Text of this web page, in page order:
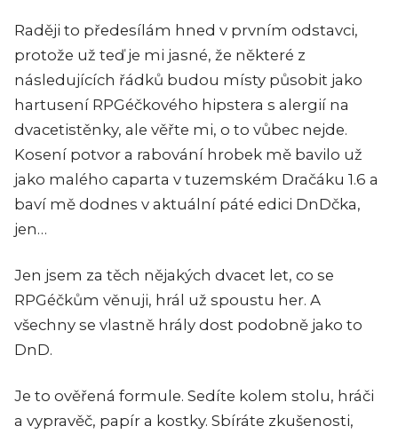
Raději to předesílám hned v prvním odstavci,
protože už teď je mi jasné, že některé z
následujících řádků budou místy působit jako
hartusení RPGéčkového hipstera s alergií na
dvacetistěnky, ale věřte mi, o to vůbec nejde.
Kosení potvor a rabování hrobek mě bavilo už
jako malého caparta v tuzemském Dračáku 1.6 a
baví mě dodnes v aktuální páté edici DnDčka,
jen…
Jen jsem za těch nějakých dvacet let, co se
RPGéčkům věnuji, hrál už spoustu her. A
všechny se vlastně hrály dost podobně jako to
DnD.
Je to ověřená formule. Sedíte kolem stolu, hráči
a vypravěč, papír a kostky. Sbíráte zkušenosti,